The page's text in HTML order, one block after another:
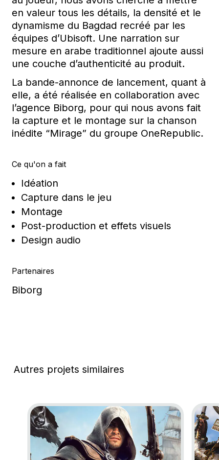
en valeur tous les détails, la densité et le
dynamisme du Bagdad recréé par les
équipes d’Ubisoft. Une narration sur
mesure en arabe traditionnel ajoute aussi
une couche d’authenticité au produit.
La bande-annonce de lancement, quant à
elle, a été réalisée en collaboration avec
l’agence Biborg, pour qui nous avons fait
la capture et le montage sur la chanson
inédite “Mirage” du groupe OneRepublic.
Ce qu'on a fait
Idéation
Capture dans le jeu
Montage
Post-production et effets visuels
Design audio
Partenaires
Biborg
Autres projets similaires
Go to project Assassin’s Creed Black Flag Go to